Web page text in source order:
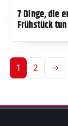
7 Dinge, die
Frühstück tun
1 2 →